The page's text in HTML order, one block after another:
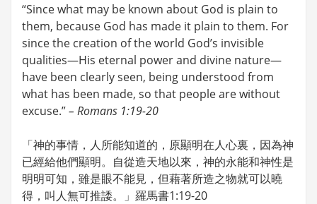
“Since what may be known about God is plain to
them, because God has made it plain to them. For
since the creation of the world God’s invisible
qualities—His eternal power and divine nature—
have been clearly seen, being understood from
what has been made, so that people are without
excuse.”– Romans 1:19-20
「神的事情，人所能知道的，原顯明在人心裏，因為神
已經給他們顯明。自從造天地以來，神的永能和神性是
明明可知，雖是眼不能見，但藉著所造之物就可以曉
得，叫人無可推諉。」羅馬書1:19-20